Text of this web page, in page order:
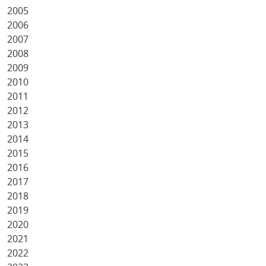
2005
2006
2007
2008
2009
2010
2011
2012
2013
2014
2015
2016
2017
2018
2019
2020
2021
2022